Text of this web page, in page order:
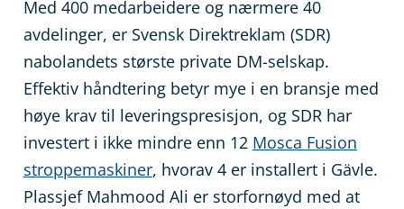
Med 400 medarbeidere og nærmere 40
avdelinger, er Svensk Direktreklam (SDR)
nabolandets største private DM-selskap.
Effektiv håndtering betyr mye i en bransje med
høye krav til leveringspresisjon, og SDR har
investert i ikke mindre enn 12 Mosca Fusion
stroppemaskiner, hvorav 4 er installert i Gävle.
Plassjef Mahmood Ali er storfornøyd med at